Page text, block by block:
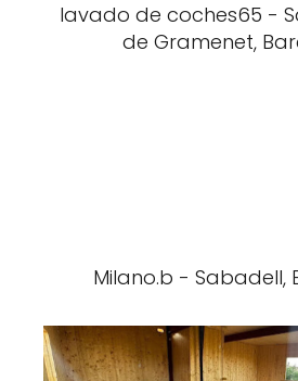
lavado de coches65 -
de Gramenet,
Milano.b - Sabadell,